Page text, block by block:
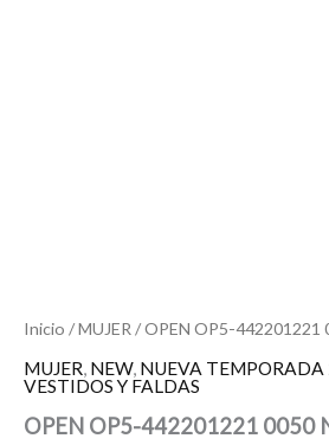
Inicio /MUJER / OPEN OP5-442201221
MUJER, NEW, NUEVA TEMPORADA
VESTIDOS Y FALDAS
OPEN OP5-442201221 0050